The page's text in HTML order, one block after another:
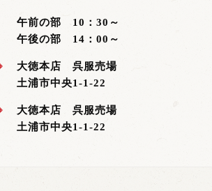
午前の部 10：30～
午後の部 14：00～
大徳本店 呉服売場
土浦市中央1-1-22
大徳本店 呉服売場
土浦市中央1-1-22